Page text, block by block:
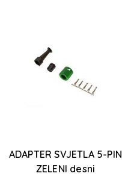
ADAPTER SVJETLA 5-PIN
ZELENI desni